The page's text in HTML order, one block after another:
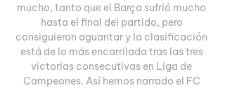
mucho, tanto que el Barça sufrió mucho
hasta el final del partido, pero
consiguieron aguantar y la clasificación
está de lo más encarrilada tras las tres
victorias consecutivas en Liga de
Campeones. Así hemos narrado el FC